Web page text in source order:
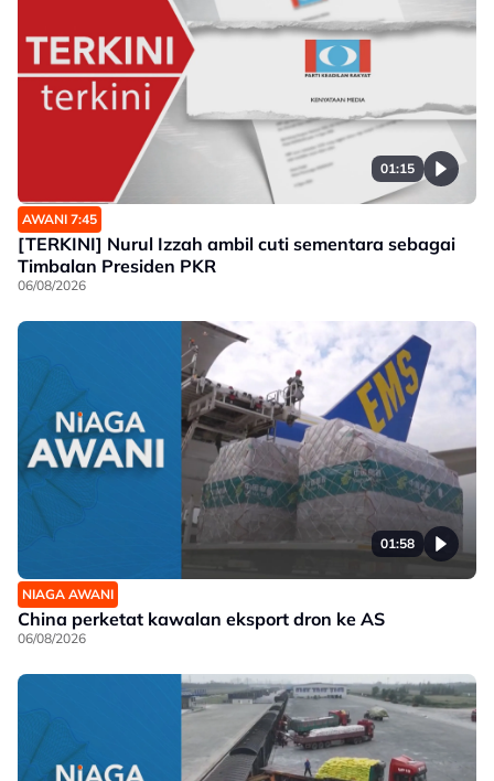
01:15
AWANI 7:45
[TERKINI] Nurul Izzah ambil cuti sementara sebagai
Timbalan Presiden PKR
06/08/2026
01:58
NIAGA AWANI
China perketat kawalan eksport dron ke AS
06/08/2026